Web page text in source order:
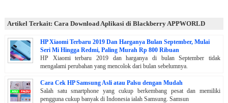
Artikel Terkait: Cara Download Aplikasi di Blackberry APPWORLD
HP Xiaomi Terbaru 2019 Dan Harganya Bulan September, Mulai
Seri Mi Hingga Redmi, Paling Murah Rp 800 Ribuan
HP Xiaomi terbaru 2019 dan harganya di bulan September tidak
mengalami perubahan yang mencolok dari bulan sebelumnya.
Cara Cek HP Samsung Asli atau Palsu dengan Mudah
Salah satu smartphone yang cukup berkembang pesat dan memiliki
pengguna cukup banyak di Indonesia ialah Samsung. Samsun